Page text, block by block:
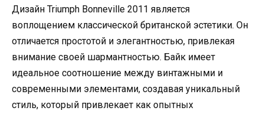
Дизайн Triumph Bonneville 2011 является
воплощением классической британской эстетики. Он
отличается простотой и элегантностью, привлекая
внимание своей шармантностью. Байк имеет
идеальное соотношение между винтажными и
современными элементами, создавая уникальный
стиль, который привлекает как опытных